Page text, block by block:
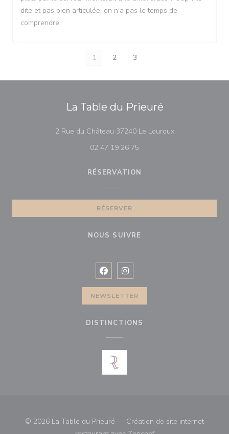
dite et pas bien articulée, on n'a pas le temps de
comprendre.
1 2 3
La Table du Prieuré
2 Rue du Château 37240 Le Louroux((ouvre une
02 47 19 26 75
RÉSERVATION
RÉSERVER
NOUS SUIVRE
Facebook ((ouvre une nouvelle
Instagram ((ouvre une
NEWSLETTER
DISTINCTIONS
© 2026 La Table du Prieuré — Création de site internet